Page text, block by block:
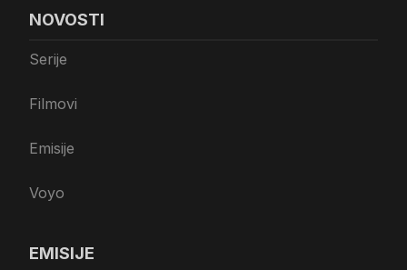
NOVOSTI
Serije
Filmovi
Emisije
Voyo
EMISIJE